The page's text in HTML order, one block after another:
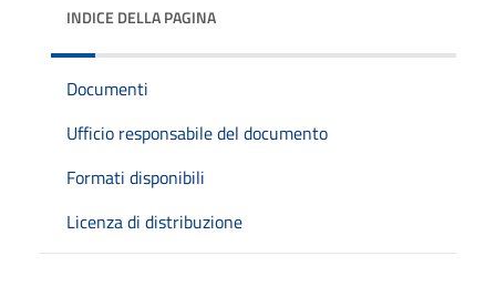
INDICE DELLA PAGINA
Documenti
Ufficio responsabile del documento
Formati disponibili
Licenza di distribuzione